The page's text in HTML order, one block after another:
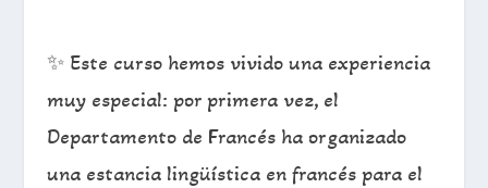
✨ Este curso hemos vivido una experiencia
muy especial: por primera vez, el
Departamento de Francés ha organizado
una estancia lingüística en francés para el